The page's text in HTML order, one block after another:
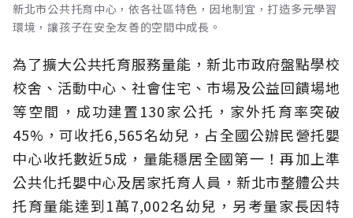
新北市公共托育中心，依各社區特色，因地制宜，打造多元學習
環境，讓孩子在安全友善的空間中成長。
為了擴大公共托育服務量能，新北市政府盤點學校
校舍、活動中心、社會住宅、市場及公益回饋場地
等空間，成功建置130家公托，家外托育率突破
45%，可收托6,565名幼兒，占全國公辦民營托嬰
中心收托數近5成，量能穩居全國第一！再加上準
公共化托嬰中心及居家托育人員，新北市整體公共
托育量能達到1萬7,002名幼兒，另考量家長因特